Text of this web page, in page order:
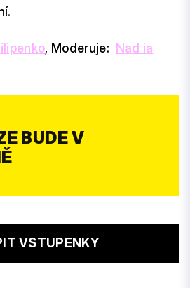
, Moderuje:
Nad ia
BUDE V
VSTUPENKY